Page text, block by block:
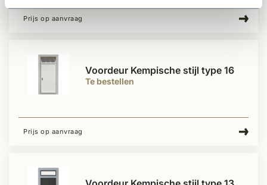
Prijs op aanvraag
Te bestellen
Voordeur Kempische stijl type 16
Prijs op aanvraag